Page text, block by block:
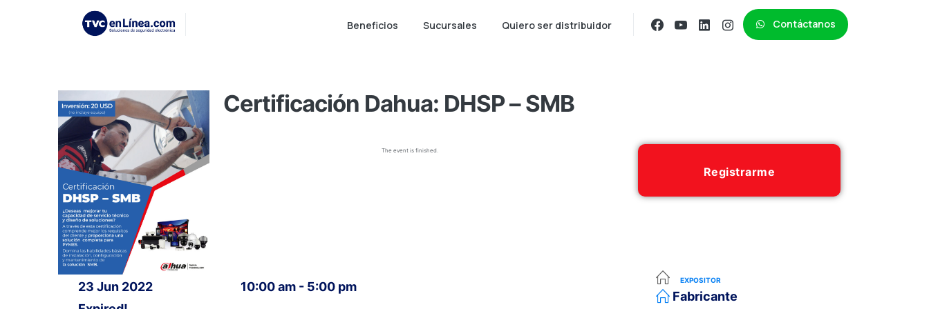
Beneficios Sucursales Quiero ser distribuidor Contáctanos
Certificación Dahua: DHSP – SMB
The event is finished.
Registrarme
23 Jun 2022
10:00 am - 5:00 pm EXPOSITOR
Fabricante